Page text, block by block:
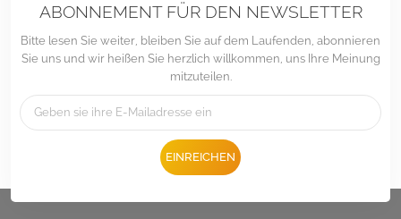
ABONNEMENT FÜR DEN NEWSLETTER
Bitte lesen Sie weiter, bleiben Sie auf dem Laufenden, abonnieren
Sie uns und wir heißen Sie herzlich willkommen, uns Ihre Meinung
mitzuteilen.
EINREICHEN